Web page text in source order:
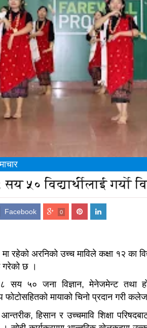
५० विद्यार्थीलाई गर्यो
Facebook 0
रहेको अरनिको उच्च माविले कक्षा १२ का
गरेको छ ।
सय ५० जना विज्ञान, मेनेजमेन्ट तथा
फोटोसहितको मायाको चिनो प्रदान गरी
हिसान र उच्चमावि शिक्षा परिषदबाट